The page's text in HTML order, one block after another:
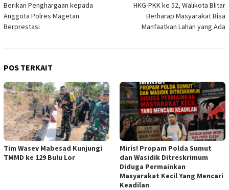
Berikan Penghargaan kepada
Anggota Polres Magetan
Berprestasi
HKG-PKK ke 52, Walikota Blitar
Berharap Masyarakat Bisa
Manfaatkan Lahan yang Ada
POS TERKAIT
Tim Wasev Mabesad Kunjungi
TMMD ke 129 Bulu Lor
Miris! Propam Polda Sumut
dan Wasidik Ditreskrimum
Diduga Permainkan
Masyarakat Kecil Yang Mencari
Keadilan